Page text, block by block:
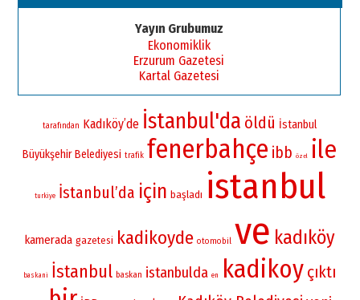
Yayın Grubumuz
Ekonomiklik
Erzurum Gazetesi
Kartal Gazetesi
tarafından Kadıköy’de İstanbul'da öldü İstanbul
Büyükşehir Belediyesi trafik fenerbahçe ibb özel ile
turkiye İstanbul’da için başladı istanbul
kamerada gazetesi kadikoyde otomobil ve kadıköy
baskani İstanbul baskan istanbulda en kadikoy çıktı